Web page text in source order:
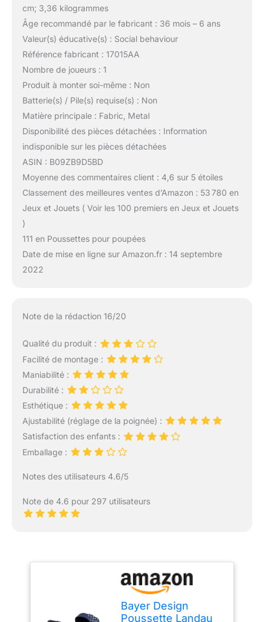
cm; 3,36 kilogrammes
Âge recommandé par le fabricant : 36 mois – 6 ans
Valeur(s) éducative(s) : Social behaviour
Référence fabricant : 17015AA
Nombre de joueurs : 1
Produit à monter soi-même : Non
Batterie(s) / Pile(s) requise(s) : Non
Matière principale : Fabric, Metal
Disponibilité des pièces détachées : Information
indisponible sur les pièces détachées
ASIN : B09ZB9D5BD
Moyenne des commentaires client : 4,6 sur 5 étoiles
Classement des meilleures ventes d’Amazon : 53 780 en
Jeux et Jouets ( Voir les 100 premiers en Jeux et Jouets
)
111 en Poussettes pour poupées
Date de mise en ligne sur Amazon.fr : 14 septembre
2022
Note de la rédaction 16/20
Qualité du produit :
Facilité de montage :
Maniabilité :
Durabilité :
Esthétique :
Ajustabilité (réglage de la poignée) :
Satisfaction des enfants :
Emballage :
Notes des utilisateurs 4.6/5
Note de 4.6 pour 297 utilisateurs
Bayer Design
Poussette Landau